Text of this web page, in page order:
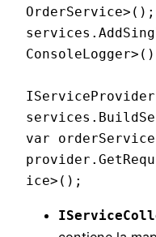
OrderService>();
var